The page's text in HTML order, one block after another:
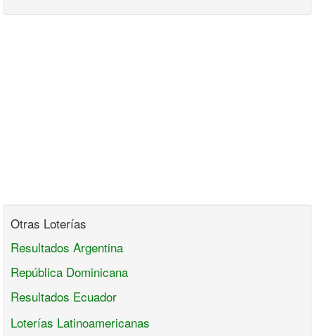
Otras Loterías
Resultados Argentina
República Dominicana
Resultados Ecuador
Loterías Latinoamericanas